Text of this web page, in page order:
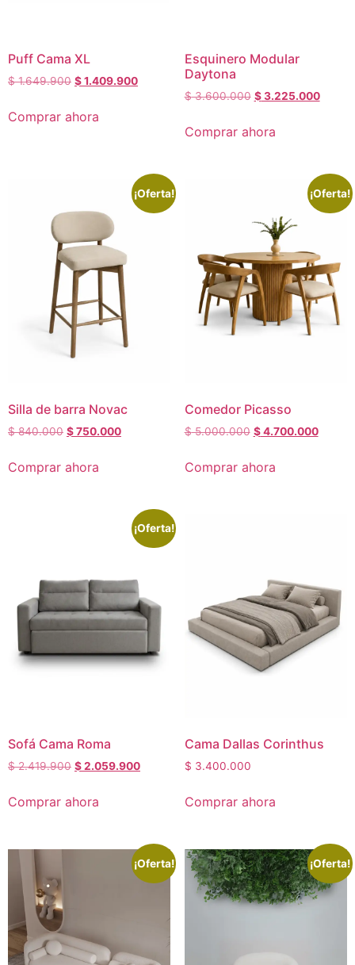
Puff Cama XL
$1.649.900 $1.409.900
Comprar ahora
Esquinero Modular
Daytona
$3.600.000 $3.225.000
Comprar ahora
¡Oferta!
Silla de barra Novac
$840.000 $750.000
Comprar ahora
¡Oferta!
Comedor Picasso
$5.000.000 $4.700.000
Comprar ahora
¡Oferta!
Sofá Cama Roma
$2.419.900 $2.059.900
Comprar ahora
Cama Dallas Corinthus
$ 3.400.000
Comprar ahora
¡Oferta! ¡Oferta!